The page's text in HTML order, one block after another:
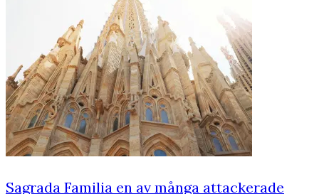
Sagrada Familia en av många attackerade